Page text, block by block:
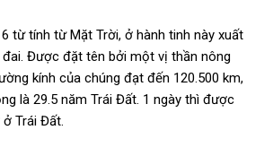
từ tính từ Mặt Trời, ở hành tinh này xuất
đai. Được đặt tên bởi một vị thần nông
kính của chúng đạt đến 120.500 km,
là 29.5 năm Trái Đất. 1 ngày thì được
Trái Đất.